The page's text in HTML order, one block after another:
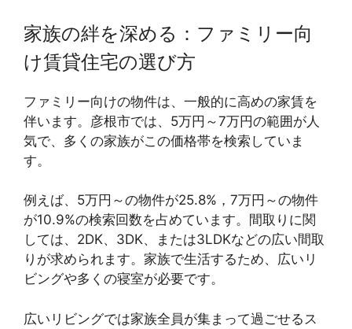
家族の絆を深める：ファミリー向
け賃貸住宅の選び方
ファミリー向けの物件は、一般的に高めの家賃を
伴います。彦根市では、5万円～7万円の範囲が人
気で、多くの家族がこの価格帯を検索していま
す。
例えば、5万円～の物件が25.8%，7万円～の物件
が10.9%の検索回数を占めています。間取りに関
しては、2DK、3DK、または3LDKなどの広い間取
りが求められます。家族で生活するため、広いリ
ビングや多くの寝室が必要です。
広いリビングでは家族全員が集まって過ごせるス